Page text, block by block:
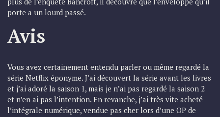
porte a un lourd passé.
Avis
Vous avez certainement entendu parler ou même regardé la
série Netflix éponyme. J’ai découvert la série avant les livres
et j’ai adoré la saison 1, mais je n’ai pas regardé la saison 2
et n’en ai pas l’intention. En revanche, j’ai très vite acheté
l’intégrale numérique, vendue pas cher lors d’une OP de